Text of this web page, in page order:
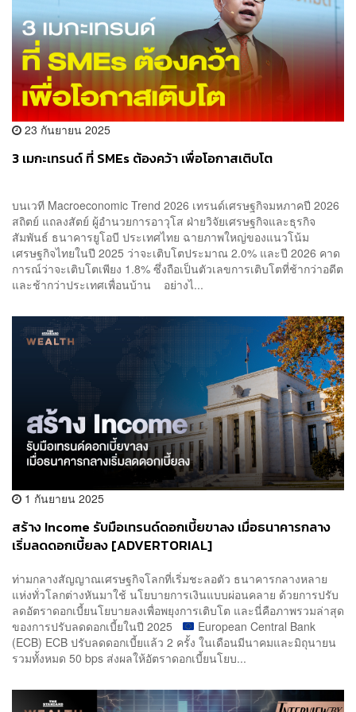
23 กันยายน 2025
3 เมกะเทรนด์ ที่ SMEs ต้องคว้า เพื่อโอกาสเติบโต
บนเวที Macroeconomic Trend 2026 เทรนด์เศรษฐกิจมหภาคปี 2026
สถิตย์ แถลงสัตย์ ผู้อำนวยการอาวุโส ฝ่ายวิจัยเศรษฐกิจและธุรกิจ
สัมพันธ์ ธนาคารยูโอบี ประเทศไทย ฉายภาพใหญ่ของแนวโน้ม
เศรษฐกิจไทยในปี 2025 ว่าจะเติบโตประมาณ 2.0% และปี 2026 คาด
การณ์ว่าจะเติบโตเพียง 1.8% ซึ่งถือเป็นตัวเลขการเติบโตที่ช้ากว่าอดีต
และช้ากว่าประเทศเพื่อนบ้าน อย่างไ...
1 กันยายน 2025
สร้าง Income รับมือเทรนด์ดอกเบี้ยขาลง เมื่อธนาคารกลาง
เริ่มลดดอกเบี้ยลง [ADVERTORIAL]
ท่ามกลางสัญญาณเศรษฐกิจโลกที่เริ่มชะลอตัว ธนาคารกลางหลาย
แห่งทั่วโลกต่างหันมาใช้ นโยบายการเงินแบบผ่อนคลาย ด้วยการปรับ
ลดอัตราดอกเบี้ยนโยบายลงเพื่อพยุงการเติบโต และนี่คือภาพรวมล่าสุด
ของการปรับลดดอกเบี้ยในปี 2025
European Central Bank
(ECB) ECB ปรับลดดอกเบี้ยแล้ว 2 ครั้ง ในเดือนมีนาคมและมิถุนายน
รวมทั้งหมด 50 bps ส่งผลให้อัตราดอกเบี้ยนโยบ...